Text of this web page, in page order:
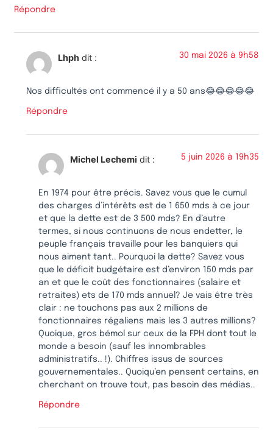
Répondre
Lhph dit : 30 mai 2026 à 9h58
Nos difficultés ont commencé il y a 50 ans😂😂😂😂😂
Répondre
Michel Lechemi dit : 5 juin 2026 à 19h35
En 1974 pour être précis. Savez vous que le cumul
des charges d’intérêts est de 1 650 mds à ce jour
et que la dette est de 3 500 mds? En d’autre
termes, si nous continuons de nous endetter, le
peuple français travaille pour les banquiers qui
nous aiment tant.. Pourquoi la dette? Savez vous
que le déficit budgétaire est d’environ 150 mds par
an et que le coût des fonctionnaires (salaire et
retraites) ets de 170 mds annuel? Je vais être très
clair : ne touchons pas aux 2 millions de
fonctionnaires régaliens mais les 3 autres millions?
Quoique, gros bémol sur ceux de la FPH dont tout le
monde a besoin (sauf les innombrables
administratifs.. !). Chiffres issus de sources
gouvernementales.. Quoiqu’en pensent certains, en
cherchant on trouve tout, pas besoin des médias..
Répondre